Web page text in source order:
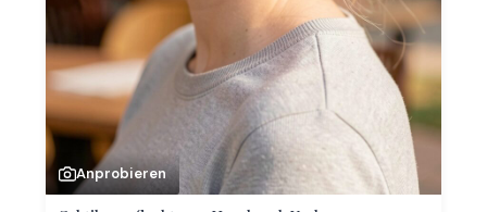
Anprobieren